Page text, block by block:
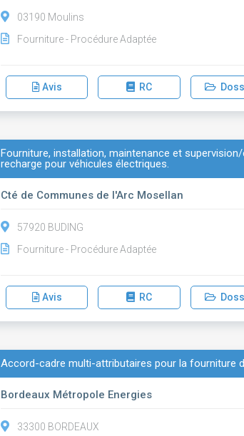
03190 Moulins
Fourniture - Procédure Adaptée
Avis RC
Fourniture, installation, maintenance et
recharge pour véhicules électriques.
Cté de Communes de l'Arc Mosellan
57920 BUDING
Fourniture - Procédure Adaptée
Avis RC
Accord-cadre multi-attributaires pour la fourniture
Bordeaux Métropole Energies
33300 BORDEAUX